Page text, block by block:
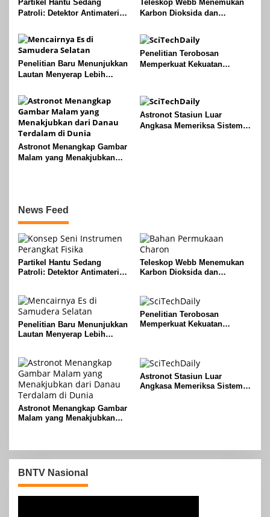
Partikel Hantu Sedang
Patroli: Detektor Antimateri
Reaktor Nuklir
Teleskop Webb Menemukan
Karbon Dioksida dan
Pluto
Penelitian Baru Menunjukkan
Lautan Menyerap Lebih
Sebelumnya
Penelitian Terobosan
Memperkuat Kekuatan
Astronot Menangkap Gambar
Malam yang Menakjubkan
Astronot Stasiun Luar
Angkasa Memeriksa Sistem
News Feed
Partikel Hantu Sedang
Patroli: Detektor Antimateri
Teleskop Webb Menemukan
Karbon Dioksida dan
Penelitian Baru Menunjukkan
Lautan Menyerap Lebih
Penelitian Terobosan
Memperkuat Kekuatan
Astronot Menangkap Gambar
Malam yang Menakjubkan
Astronot Stasiun Luar
Angkasa Memeriksa Sistem
BNTV Nasional